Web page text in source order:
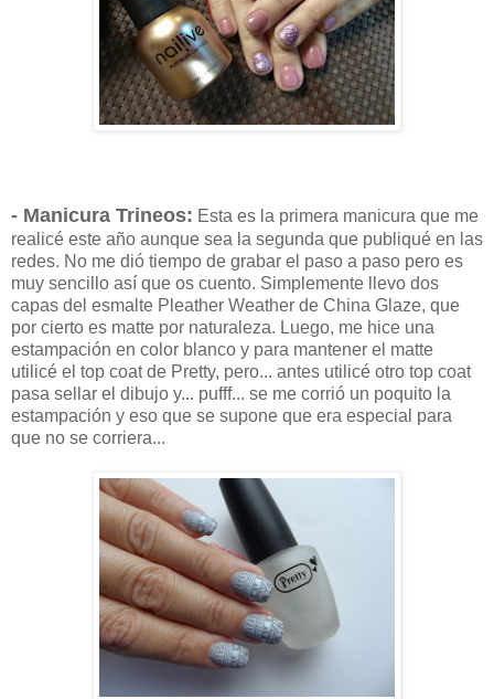
- Manicura Trineos: Esta es la primera manicura que me
realicé este año aunque sea la segunda que publiqué en las
redes. No me dió tiempo de grabar el paso a paso pero es
muy sencillo así que os cuento. Simplemente llevo dos
capas del esmalte Pleather Weather de China Glaze, que
por cierto es matte por naturaleza. Luego, me hice una
estampación en color blanco y para mantener el matte
utilicé el top coat de Pretty, pero... antes utilicé otro top coat
pasa sellar el dibujo y... pufff... se me corrió un poquito la
estampación y eso que se supone que era especial para
que no se corriera...